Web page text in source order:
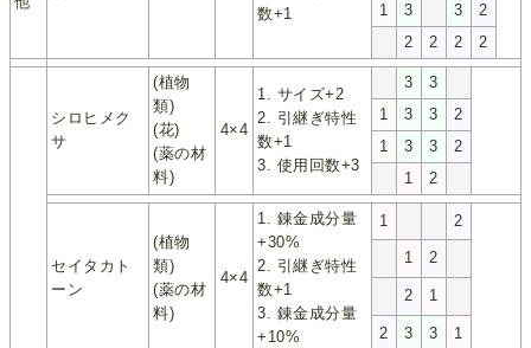
数+1
1
3 3
2
2
2 2 2
シロヒメク
サ
(植物
類)
(花)
(薬の材
料)
4×4
1. サイズ+2
2. 引継ぎ特性
数+1
3. 使用回数+3
3
3
1
3 3
2
1
3 3
2
1
2
セイタカト
ーン
(植物
類)
(薬の材
料)
4×4
1. 錬金成分量
+30%
2. 引継ぎ特性
数+1
3. 錬金成分量
+10%
1 2
1 2
2 1
2 3 3 1